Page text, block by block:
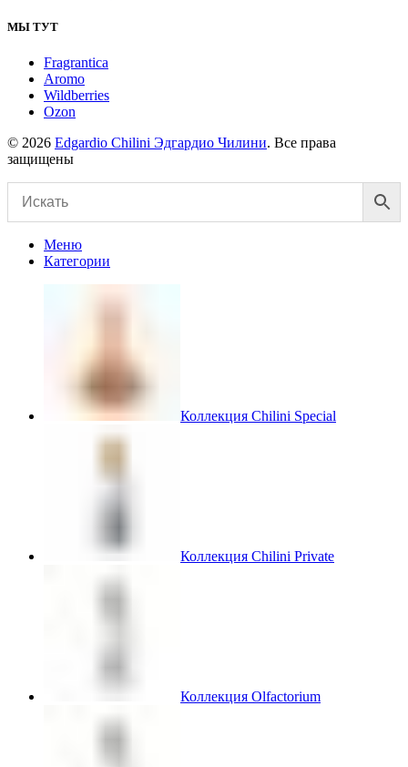
МЫ ТУТ
Fragrantica
Aromo
Wildberries
Ozon
© 2026 Edgardio Chilini Эдгардио Чилини. Все права
защищены
Меню
Категории
Коллекция Chilini Special
Коллекция Chilini Private
Коллекция Olfactorium